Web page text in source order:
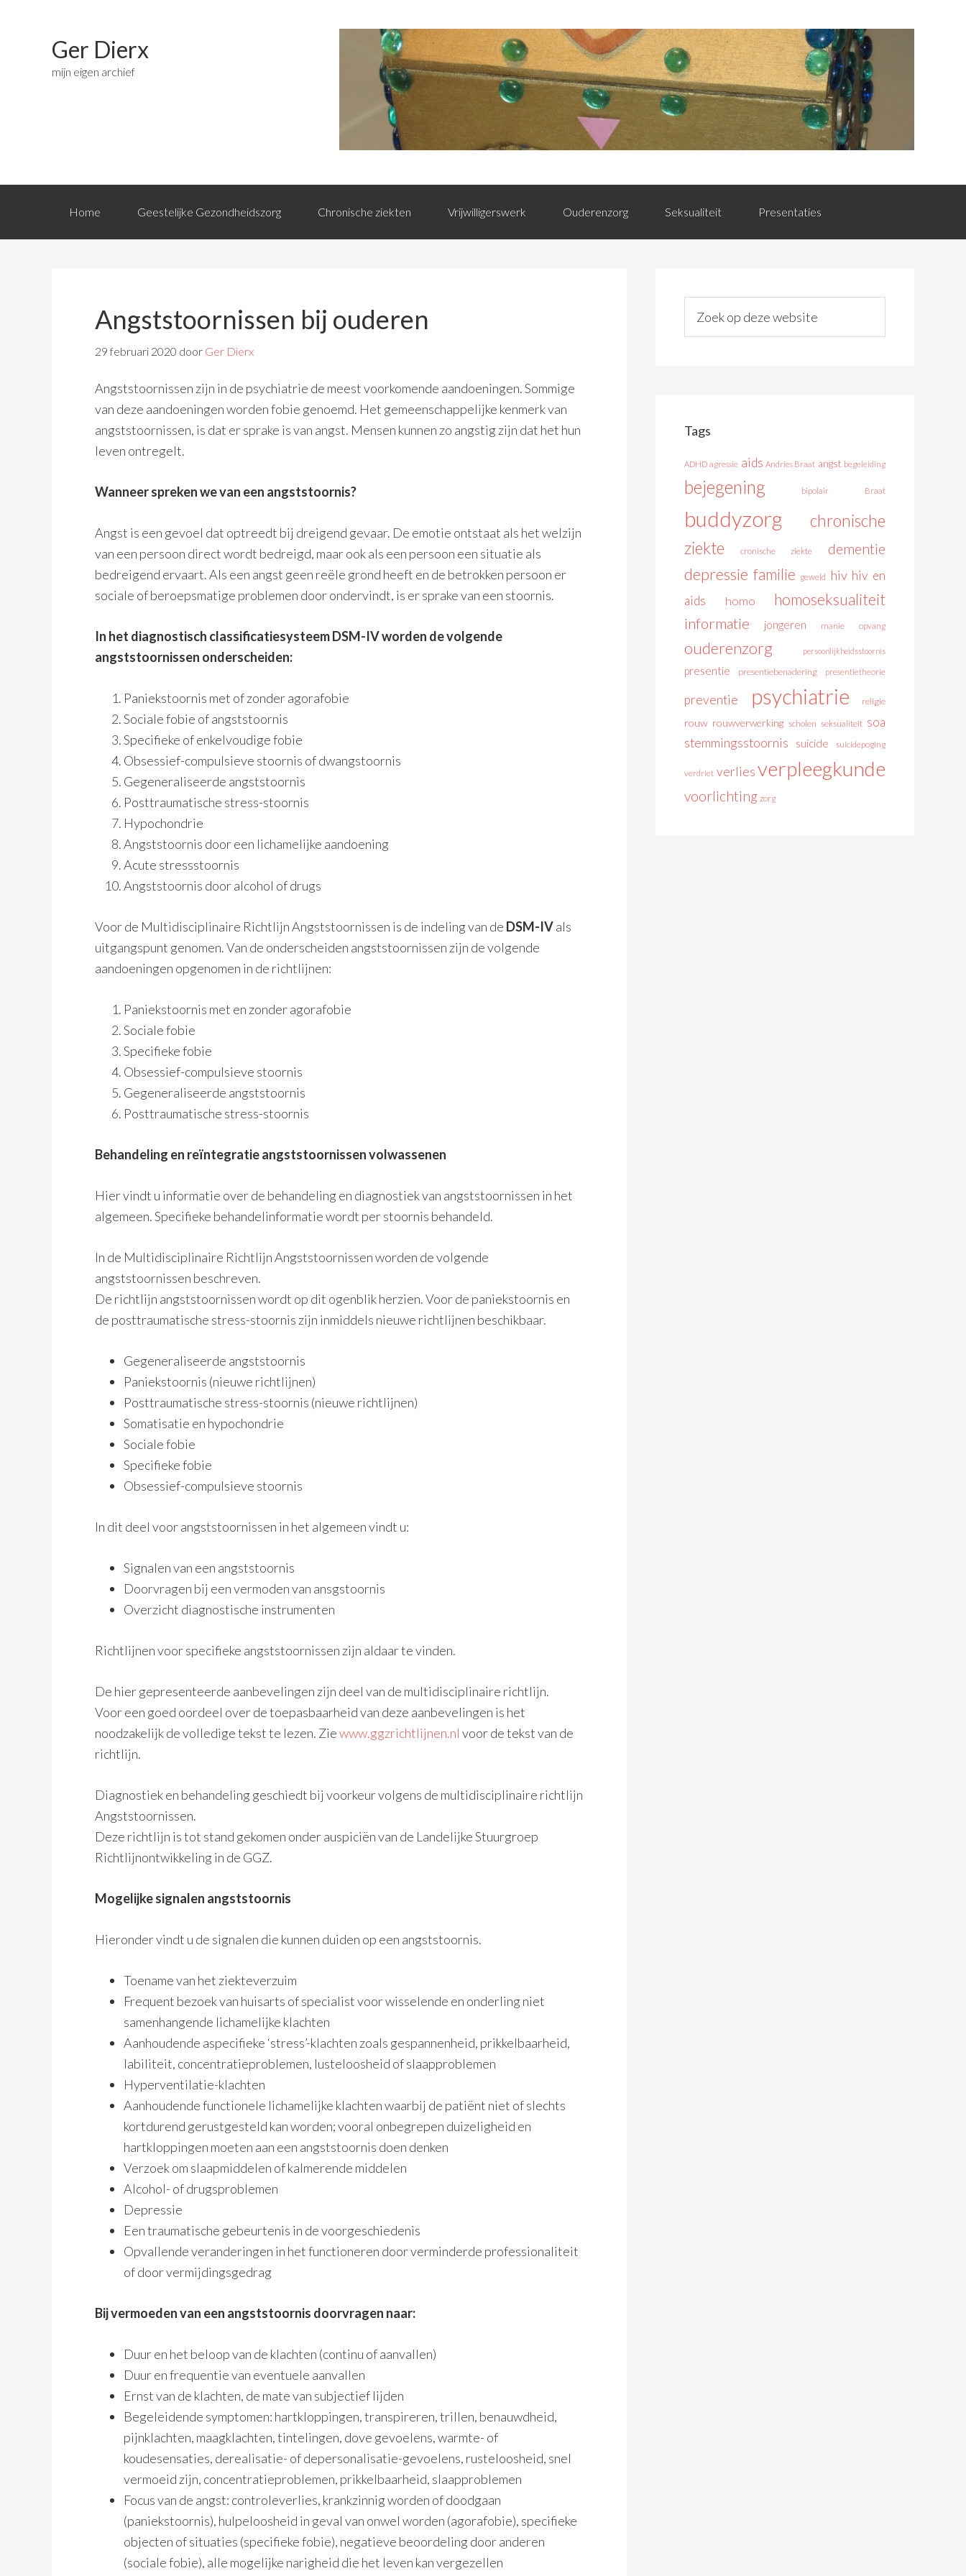
Ger Dierx
mijn eigen archief
Home Geestelijke Gezondheidszorg Chronische ziekten Vrijwilligerswerk Ouderenzorg Seksualiteit Presentaties
Angststoornissen bij ouderen
29 februari 2020 door Ger Dierx
Angststoornissen zijn in de psychiatrie de meest voorkomende aandoeningen. Sommige
van deze aandoeningen worden fobie genoemd. Het gemeenschappelijke kenmerk van
angststoornissen, is dat er sprake is van angst. Mensen kunnen zo angstig zijn dat het hun
leven ontregelt.
Wanneer spreken we van een angststoornis?
Angst is een gevoel dat optreedt bij dreigend gevaar. De emotie ontstaat als het welzijn
van een persoon direct wordt bedreigd, maar ook als een persoon een situatie als
bedreigend ervaart. Als een angst geen reële grond heeft en de betrokken persoon er
sociale of beroepsmatige problemen door ondervindt, is er sprake van een stoornis.
In het diagnostisch classificatiesysteem DSM-IV worden de volgende
angststoornissen onderscheiden:
Paniekstoornis met of zonder agorafobie
Sociale fobie of angststoornis
Specifieke of enkelvoudige fobie
Obsessief-compulsieve stoornis of dwangstoornis
Gegeneraliseerde angststoornis
Posttraumatische stress-stoornis
Hypochondrie
Angststoornis door een lichamelijke aandoening
Acute stressstoornis
Angststoornis door alcohol of drugs
Voor de Multidisciplinaire Richtlijn Angststoornissen is de indeling van de DSM-IVals
uitgangspunt genomen.Van de onderscheiden angststoornissen zijn de volgende
aandoeningen opgenomen in de richtlijnen:
Paniekstoornis met en zonder agorafobie
Sociale fobie
Specifieke fobie
Obsessief-compulsieve stoornis
Gegeneraliseerde angststoornis
Posttraumatische stress-stoornis
Behandeling en reïntegratie angststoornissen volwassenen
Hier vindt u informatie over de behandeling en diagnostiek van angststoornissen in het
algemeen. Specifieke behandelinformatie wordt per stoornis behandeld.
In de Multidisciplinaire Richtlijn Angststoornissen worden de volgende
angststoornissen beschreven.
De richtlijn angststoornissen wordt op dit ogenblik herzien. Voor de paniekstoornis en
de posttraumatische stress-stoornis zijn inmiddels nieuwe richtlijnen beschikbaar.
Gegeneraliseerde angststoornis
Paniekstoornis (nieuwe richtlijnen)
Posttraumatische stress-stoornis (nieuwe richtlijnen)
Somatisatie en hypochondrie
Sociale fobie
Specifieke fobie
Obsessief-compulsieve stoornis
In dit deel voor angststoornissen in het algemeen vindt u:
Signalen van een angststoornis
Doorvragen bij een vermoden van ansgstoornis
Overzicht diagnostische instrumenten
Richtlijnen voor specifieke angststoornissen zijn aldaar te vinden.
De hier gepresenteerde aanbevelingen zijn deel van de multidisciplinaire richtlijn.
Voor een goed oordeel over de toepasbaarheid van deze aanbevelingen is het
noodzakelijk de volledige tekst te lezen. Ziewww.ggzrichtlijnen.nl voor de tekst van de
richtlijn.
Diagnostiek en behandeling geschiedt bij voorkeur volgens de multidisciplinaire richtlijn
Angststoornissen.
Deze richtlijn is tot stand gekomen onder auspiciën van de Landelijke Stuurgroep
Richtlijnontwikkeling in de GGZ.
Mogelijke signalen angststoornis
Hieronder vindt u de signalen die kunnen duiden op een angststoornis.
Toename van het ziekteverzuim
Frequent bezoek van huisarts of specialist voor wisselende en onderling niet
samenhangende lichamelijke klachten
Aanhoudende aspecifieke ‘stress’-klachten zoals gespannenheid, prikkelbaarheid,
labiliteit, concentratieproblemen, lusteloosheid of slaapproblemen
Hyperventilatie-klachten
Aanhoudende functionele lichamelijke klachten waarbij de patiënt niet of slechts
kortdurend gerustgesteld kan worden; vooral onbegrepen duizeligheid en
hartkloppingen moeten aan een angststoornis doen denken
Verzoek om slaapmiddelen of kalmerende middelen
Alcohol- of drugsproblemen
Depressie
Een traumatische gebeurtenis in de voorgeschiedenis
Opvallende veranderingen in het functioneren door verminderde professionaliteit
of door vermijdingsgedrag
Bij vermoeden van een angststoornis doorvragen naar:
Duur en het beloop van de klachten (continu of aanvallen)
Duur en frequentie van eventuele aanvallen
Ernst van de klachten, de mate van subjectief lijden
Begeleidende symptomen: hartkloppingen, transpireren, trillen, benauwdheid,
pijnklachten, maagklachten, tintelingen, dove gevoelens, warmte- of
koudesensaties, derealisatie- of depersonalisatie-gevoelens, rusteloosheid, snel
vermoeid zijn, concentratieproblemen, prikkelbaarheid, slaapproblemen
Focus van de angst: controleverlies, krankzinnig worden of doodgaan
(paniekstoornis), hulpeloosheid in geval van onwel worden (agorafobie), specifieke
objecten of situaties (specifieke fobie), negatieve beoordeling door anderen
(sociale fobie), alle mogelijke narigheid die het leven kan vergezellen
Tags
ADHD agressie aids Andries Braat angst begeleiding
bejegening bipolair Braat
buddyzorg
chronische
ziekte
cronische ziekte dementie
depressie familie geweld hiv hiv en
aids
homo homoseksualiteit
informatie jongeren manie opvang
ouderenzorg persoonlijkheidsstoornis
presentie presentiebenadering presentietheorie
preventie psychiatrie religie
rouw rouwverwerking scholen seksualiteit soa
stemmingsstoornis suicide suicidepoging
verdriet verliesverpleegkunde
voorlichting zorg